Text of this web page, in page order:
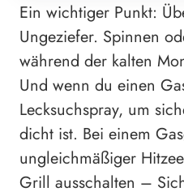
Ein wichtiger Punkt:
Ungeziefer. Spinnen
während der kalten
Und wenn du einen
Lecksuchspray, um
dicht ist. Bei einem
ungleichmäßiger
Grill ausschalten –